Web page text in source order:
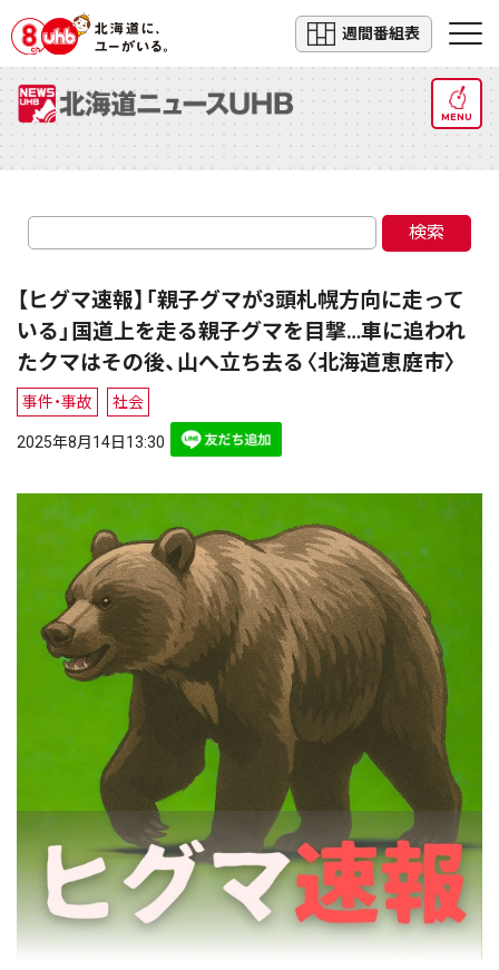
週間番組表
MENU
検索
【ヒグマ速報】「親子グマが3頭札幌方向に走って
いる」国道上を走る親子グマを目撃…車に追われ
たクマはその後、山へ立ち去る〈北海道恵庭市〉
事件・事故 社会
2025年8月14日13:30